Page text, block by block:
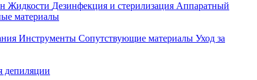
Жидкости Дезинфекция и стерилизация Аппаратный
материалы
Инструменты Сопутствующие материалы Уход за
депиляции